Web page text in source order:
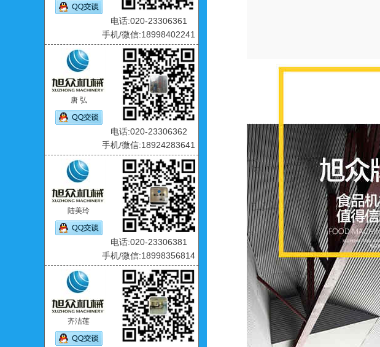
电话:020-23306361
手机/微信:18998402241
唐 弘
电话:020-23306362
手机/微信:18924283641
陆美玲
电话:020-23306381
手机/微信:18998356814
齐洁莲